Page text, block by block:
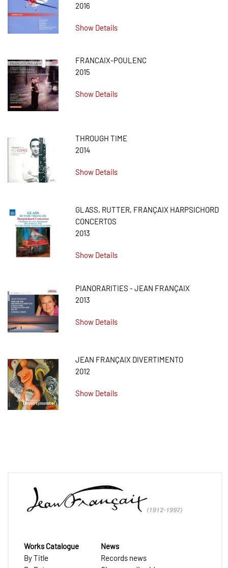
2016
Show Details
FRANCAIX-POULENC
2015
Show Details
THROUGH TIME
2014
Show Details
GLASS, RUTTER, FRANÇAIX HARPSICHORD
CONCERTOS
2013
Show Details
PIANORARITIES - JEAN FRANÇAIX
2013
Show Details
JEAN FRANÇAIX DIVERTIMENTO
2012
Show Details
Works Catalogue
By Title
News
Records news